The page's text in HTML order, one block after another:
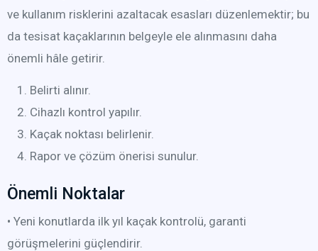
ve kullanım risklerini azaltacak esasları düzenlemektir; bu
da tesisat kaçaklarının belgeyle ele alınmasını daha
önemli hâle getirir.
Belirti alınır.
Cihazlı kontrol yapılır.
Kaçak noktası belirlenir.
Rapor ve çözüm önerisi sunulur.
Önemli Noktalar
• Yeni konutlarda ilk yıl kaçak kontrolü, garanti
görüşmelerini güçlendirir.